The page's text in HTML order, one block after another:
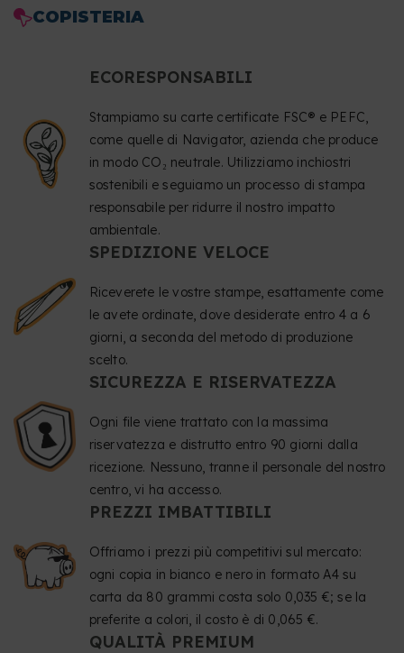
COPISTERIA
ECORESPONSABILI
Stampiamo su carte certificate FSC® e PEFC,
come quelle di Navigator, azienda che produce
in modo CO₂ neutrale. Utilizziamo inchiostri
sostenibili e seguiamo un processo di stampa
responsabile per ridurre il nostro impatto
ambientale.
SPEDIZIONE VELOCE
Riceverete le vostre stampe, esattamente come
le avete ordinate, dove desiderate entro 4 a 6
giorni, a seconda del metodo di produzione
scelto.
SICUREZZA E RISERVATEZZA
Ogni file viene trattato con la massima
riservatezza e distrutto entro 90 giorni dalla
ricezione. Nessuno, tranne il personale del nostro
centro, vi ha accesso.
PREZZI IMBATTIBILI
Offriamo i prezzi più competitivi sul mercato:
ogni copia in bianco e nero in formato A4 su
carta da 80 grammi costa solo 0,035 €; se la
preferite a colori, il costo è di 0,065 €.
QUALITÀ PREMIUM